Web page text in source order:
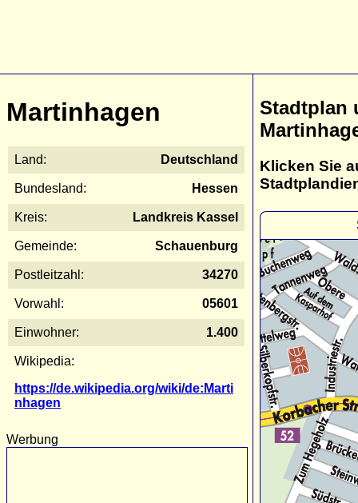
Martinhagen
Land: Deutschland
Bundesland: Hessen
Kreis: Landkreis Kassel
Gemeinde: Schauenburg
Postleitzahl: 34270
Vorwahl: 05601
Einwohner: 1.400
Wikipedia:
https://de.wikipedia.org/wiki/de:Marti
nhagen
Werbung
Stadtplan
Klicken Sie